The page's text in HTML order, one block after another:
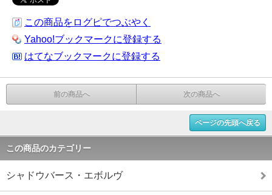
この商品をログピでつぶやく
Yahoo!ブックマークに登録する
はてなブックマークに登録する
前の商品へ 次の商品へ
ページの先頭へ戻る
この商品のカテゴリー
シャドウバース・エボルヴ